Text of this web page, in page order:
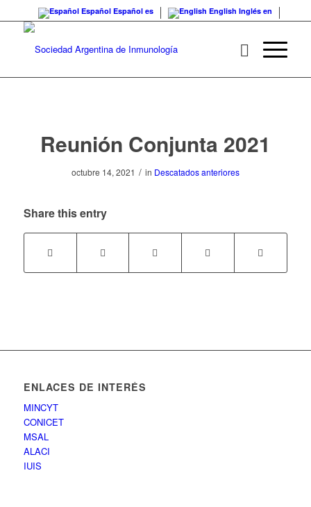
Español Español es English Inglés en
Reunión Conjunta 2021
octubre 14, 2021 / in Descatados anteriores
Share this entry
ENLACES DE INTERÉS
MINCYT
CONICET
MSAL
ALACI
IUIS